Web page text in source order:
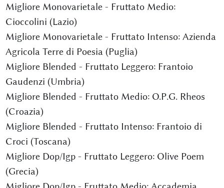
Migliore Monovarietale - Fruttato Medio:
Cioccolini (Lazio)
Migliore Monovarietale - Fruttato Intenso: Azienda
Agricola Terre di Poesia (Puglia)
Migliore Blended - Fruttato Leggero: Frantoio
Gaudenzi (Umbria)
Migliore Blended - Fruttato Medio: O.P.G. Rheos
(Croazia)
Migliore Blended - Fruttato Intenso: Frantoio di
Croci (Toscana)
Migliore Dop/Igp - Fruttato Leggero: Olive Poem
(Grecia)